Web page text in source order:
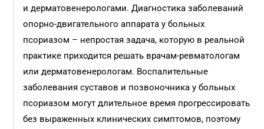
и дерматовенерологами. Диагностика заболеваний
опорно-двигательного аппарата у больных
псориазом – непростая задача, которую в реальной
практике приходится решать врачам-ревматологам
или дерматовенерологам. Воспалительные
заболевания суставов и позвоночника у больных
псориазом могут длительное время прогрессировать
без выраженных клинических симптомов, поэтому